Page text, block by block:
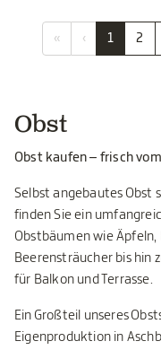
« ‹ 1 2
Obst
Obst kaufen – frisch
Selbst angebautes Obst
finden Sie ein
Obstbäumen wie
Beerensträucher bis hin
für Balkon und Terrasse.
Ein Großteil unseres
Eigenproduktion in